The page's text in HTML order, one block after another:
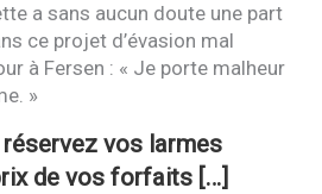
a sans aucun doute une part
ce projet d’évasion mal
à Fersen : « Je porte malheur
»
réservez vos larmes
de vos forfaits […]